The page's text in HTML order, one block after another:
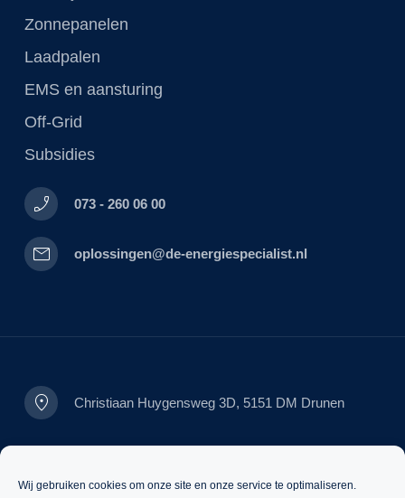
Wij gebruiken cookies om onze site en onze service te optimaliseren.
Zonnepanelen
Laadpalen
EMS en aansturing
Off-Grid
Subsidies
phone_enabled 073 - 260 06 00
mail oplossingen@de-energiespecialist.nl
location_on Christiaan Huygensweg 3D, 5151 DM Drunen